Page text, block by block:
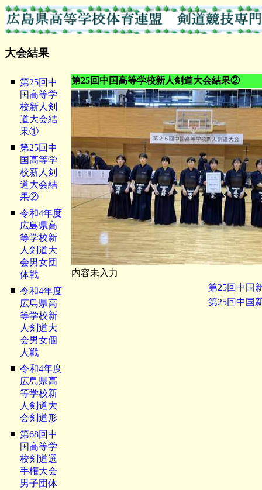
大会結果
■ 第25回中
国高等学
校新人剣
道大会結
果①
■ 第25回中
国高等学
校新人剣
道大会結
果②
■ 令和4年度
広島県高
等学校新
人剣道大
会男女団
体戦
■ 令和4年度
広島県高
等学校新
人剣道大
会男女個
人戦
■ 令和4年度
広島県高
等学校新
人剣道大
会剣道形
■ 第68回中
国高等学
校剣道選
手権大会
男子団体
第25回中国高等学校新人剣道大会結果②
内容未入力
第25回中国
第25回中国